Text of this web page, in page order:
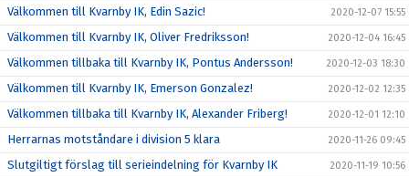
Välkommen till Kvarnby IK, Edin Sazic! 2020-12-07 15:55
Välkommen till Kvarnby IK, Oliver Fredriksson! 2020-12-04 16:45
Välkommen tillbaka till Kvarnby IK, Pontus Andersson! 2020-12-03 18:30
Välkommen till Kvarnby IK, Emerson Gonzalez! 2020-12-02 12:35
Välkommen tillbaka till Kvarnby IK, Alexander Friberg! 2020-12-01 12:10
Herrarnas motståndare i division 5 klara 2020-11-26 09:45
Slutgiltigt förslag till serieindelning för Kvarnby IK 2020-11-19 10:56